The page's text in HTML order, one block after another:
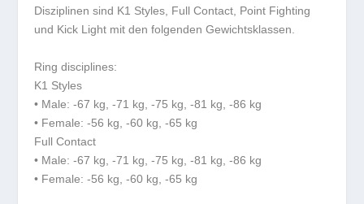
Disziplinen sind K1 Styles, Full Contact, Point Fighting
und Kick Light mit den folgenden Gewichtsklassen.
Ring disciplines:
K1 Styles
• Male: -67 kg, -71 kg, -75 kg, -81 kg, -86 kg
• Female: -56 kg, -60 kg, -65 kg
Full Contact
• Male: -67 kg, -71 kg, -75 kg, -81 kg, -86 kg
• Female: -56 kg, -60 kg, -65 kg